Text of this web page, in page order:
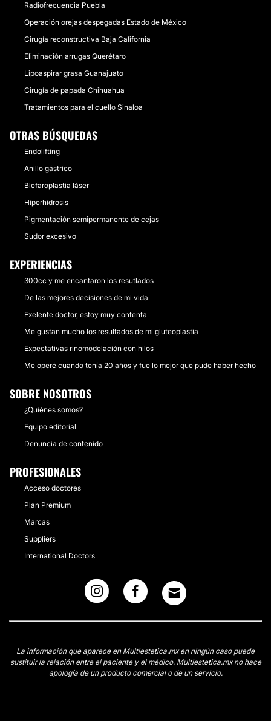
Radiofrecuencia Puebla
Operación orejas despegadas Estado de México
Cirugía reconstructiva Baja California
Eliminación arrugas Querétaro
Lipoaspirar grasa Guanajuato
Cirugía de papada Chihuahua
Tratamientos para el cuello Sinaloa
OTRAS BÚSQUEDAS
Endolifting
Anillo gástrico
Blefaroplastia láser
Hiperhidrosis
Pigmentación semipermanente de cejas
Sudor excesivo
EXPERIENCIAS
300cc y me encantaron los resutlados
De las mejores decisiones de mi vida
Exelente doctor, estoy muy contenta
Me gustan mucho los resultados de mi gluteoplastia
Expectativas rinomodelación con hilos
Me operé cuando tenía 20 años y fue lo mejor que pude haber hecho
SOBRE NOSOTROS
¿Quiénes somos?
Equipo editorial
Denuncia de contenido
PROFESIONALES
Acceso doctores
Plan Premium
Marcas
Suppliers
International Doctors
La información que aparece en Multiestetica.mx en ningún caso puede
sustituir la relación entre el paciente y el médico. Multiestetica.mx no hace
apología de un producto comercial o de un servicio.